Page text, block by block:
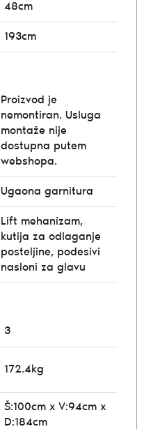
48cm
193cm
Proizvod je
nemontiran. Usluga
montaže nije
dostupna putem
webshopa.
Ugaona garnitura
Lift mehanizam,
kutija za odlaganje
posteljine, podesivi
nasloni za glavu
3
172.4kg
Š:100cm x V:94cm x
D:184cm